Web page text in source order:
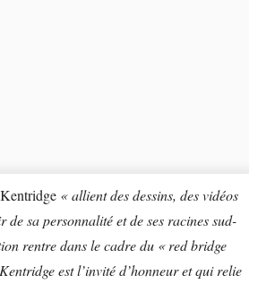
« allient des dessins, des vidéos
de sa personnalité et de ses racines sud-
rentre dans le cadre du « red bridge
est l’invité d’honneur et qui relie